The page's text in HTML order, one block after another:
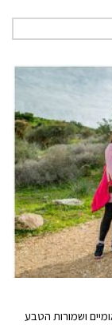
ושמורות הטבע